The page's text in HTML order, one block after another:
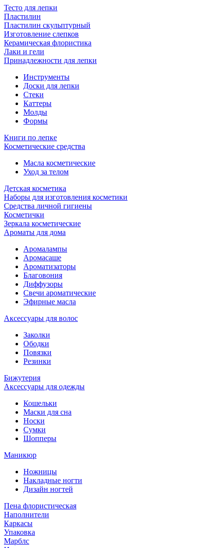
Тесто для лепки
Пластилин
Пластилин скульптурный
Изготовление слепков
Керамическая флористика
Лаки и гели
Принадлежности для лепки
Инструменты
Доски для лепки
Стеки
Каттеры
Молды
Формы
Книги по лепке
Косметические средства
Масла косметические
Уход за телом
Детская косметика
Наборы для изготовления косметики
Средства личной гигиены
Косметички
Зеркала косметические
Ароматы для дома
Аромалампы
Аромасаше
Ароматизаторы
Благовония
Диффузоры
Свечи ароматические
Эфирные масла
Аксессуары для волос
Заколки
Ободки
Повязки
Резинки
Бижутерия
Аксессуары для одежды
Кошельки
Маски для сна
Носки
Сумки
Шопперы
Маникюр
Ножницы
Накладные ногти
Дизайн ногтей
Пена флористическая
Наполнители
Каркасы
Упаковка
Марблс